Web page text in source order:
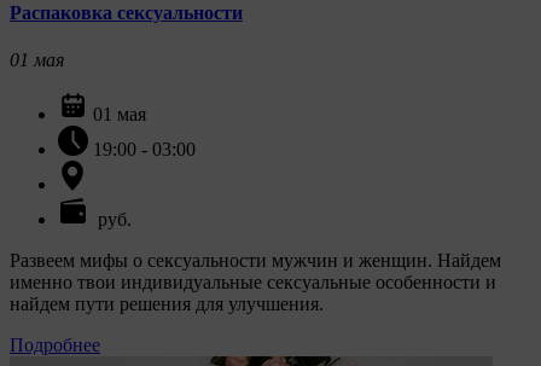
Распаковка сексуальности
01 мая
01 мая
19:00 - 03:00
руб.
Развеем мифы о сексуальности мужчин и женщин. Найдем
именно твои индивидуальные сексуальные особенности и
найдем пути решения для улучшения.
Подробнее